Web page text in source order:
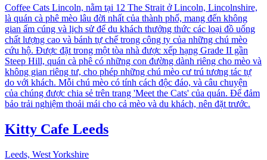
Coffee Cats Lincoln, nằm tại 12 The Strait ở Lincoln, Lincolnshire,
là quán cà phê mèo lâu đời nhất của thành phố, mang đến không
gian ấm cúng và lịch sử để du khách thưởng thức các loại đồ uống
chất lượng cao và bánh tự chế trong công ty của những chú mèo
cứu hộ. Được đặt trong một tòa nhà được xếp hạng Grade II gần
Steep Hill, quán cà phê có những con đường dành riêng cho mèo và
không gian riêng tư, cho phép những chú mèo cư trú tương tác tự
do với khách. Mỗi chú mèo có tính cách độc đáo, và câu chuyện
của chúng được chia sẻ trên trang 'Meet the Cats' của quán. Để đảm
bảo trải nghiệm thoải mái cho cả mèo và du khách, nên đặt trước.
Kitty Cafe Leeds
Leeds, West Yorkshire